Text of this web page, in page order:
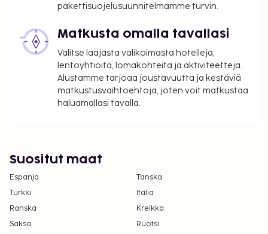
avustajaeläimiä.
työmaalta saattaa kuulua melua.
pakettisuojelusuunnitelmamme turvin.
Matkusta omalla tavallasi
Valitse laajasta valikoimasta hotelleja,
lentoyhtiöitä, lomakohteita ja aktiviteetteja.
Alustamme tarjoaa joustavuutta ja kestäviä
matkustusvaihtoehtoja, joten voit matkustaa
haluamallasi tavalla.
Suositut maat
Espanja
Tanska
Turkki
Italia
Ranska
Kreikka
Saksa
Ruotsi